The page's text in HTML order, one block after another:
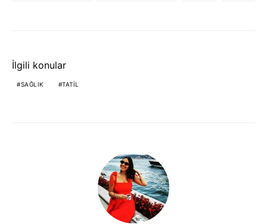
İlgili konular
SAĞLIK TATIL